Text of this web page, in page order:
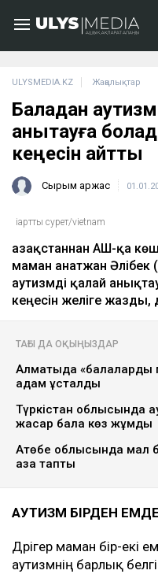
ULYSMEDIA.KZ Жаңалықтар
Баладан аутизм
анықтауға
кеңесін айтты
Сырым Қаржас
iартты сурет/vietnam
Қазақстаннан АҚШ-қа
маман Қанатжан Әлібек
аутизмді қалай
кеңесін желіге жазды,
ТАҒЫ ДА ОҚЫҢЫЗДАР
Алматыда «балаларды
адам ұсталды
Түркістан облысында
жасар бала көз жұмды
Ақтөбе облысында мал
қаза тапты
АУТИЗМ БІРДЕН
Дәрігер маман бір-екі
аутизмнің барлық